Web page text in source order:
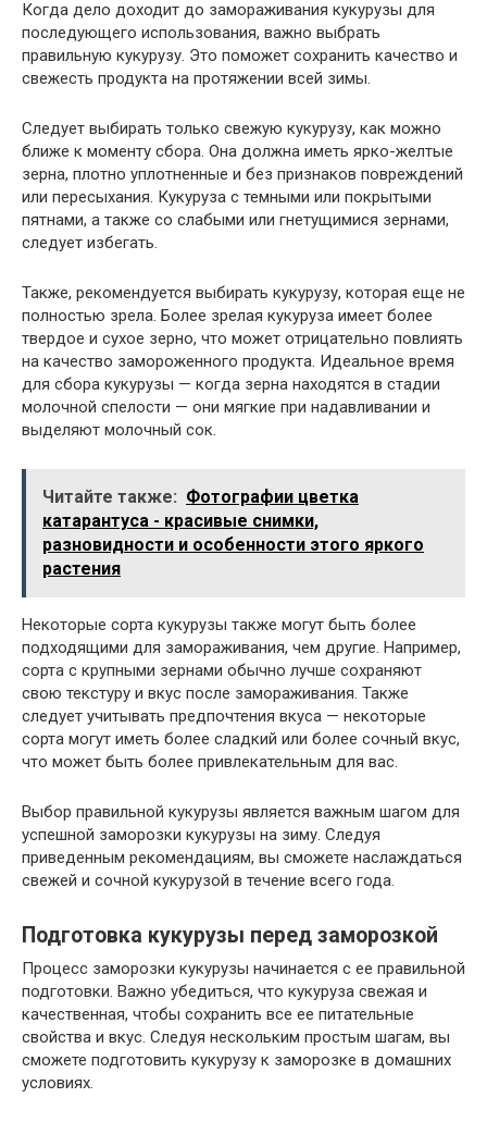
Когда дело доходит до замораживания кукурузы для
последующего использования, важно выбрать
правильную кукурузу. Это поможет сохранить качество и
свежесть продукта на протяжении всей зимы.
Следует выбирать только свежую кукурузу, как можно
ближе к моменту сбора. Она должна иметь ярко-желтые
зерна, плотно уплотненные и без признаков повреждений
или пересыхания. Кукуруза с темными или покрытыми
пятнами, а также со слабыми или гнетущимися зернами,
следует избегать.
Также, рекомендуется выбирать кукурузу, которая еще не
полностью зрела. Более зрелая кукуруза имеет более
твердое и сухое зерно, что может отрицательно повлиять
на качество замороженного продукта. Идеальное время
для сбора кукурузы — когда зерна находятся в стадии
молочной спелости — они мягкие при надавливании и
выделяют молочный сок.
Читайте также: Фотографии цветка
катарантуса - красивые снимки,
разновидности и особенности этого яркого
растения
Некоторые сорта кукурузы также могут быть более
подходящими для замораживания, чем другие. Например,
сорта с крупными зернами обычно лучше сохраняют
свою текстуру и вкус после замораживания. Также
следует учитывать предпочтения вкуса — некоторые
сорта могут иметь более сладкий или более сочный вкус,
что может быть более привлекательным для вас.
Выбор правильной кукурузы является важным шагом для
успешной заморозки кукурузы на зиму. Следуя
приведенным рекомендациям, вы сможете наслаждаться
свежей и сочной кукурузой в течение всего года.
Подготовка кукурузы перед заморозкой
Процесс заморозки кукурузы начинается с ее правильной
подготовки. Важно убедиться, что кукуруза свежая и
качественная, чтобы сохранить все ее питательные
свойства и вкус. Следуя нескольким простым шагам, вы
сможете подготовить кукурузу к заморозке в домашних
условиях.